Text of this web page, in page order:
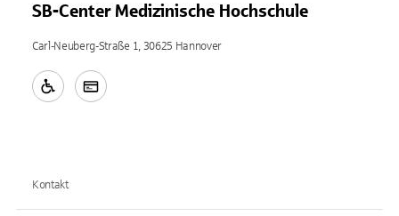
SB-Center Medizinische Hochschule
Carl-Neuberg-Straße 1, 30625 Hannover
Kontakt